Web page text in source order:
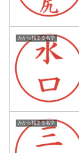
みから始まる名字
みから始まる名字